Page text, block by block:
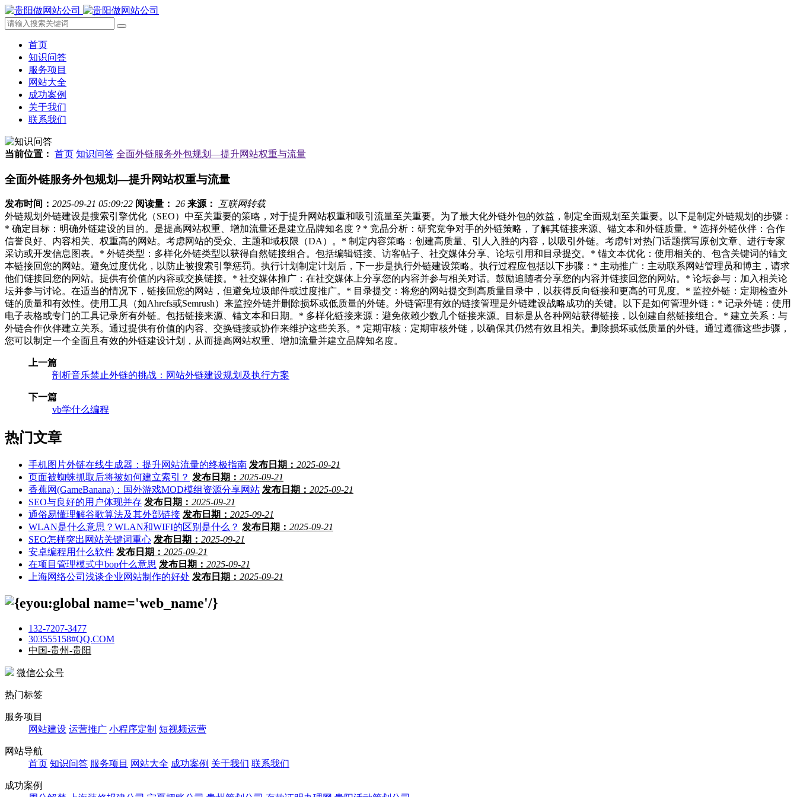
首页
知识问答
服务项目
网站大全
成功案例
关于我们
联系我们
当前位置： 首页 知识问答 全面外链服务外包规划—提升网站权重与流量
全面外链服务外包规划—提升网站权重与流量
发布时间： 2025-09-21 05:09:22 阅读量： 26 来源： 互联网转载
外链规划外链建设是搜索引擎优化（SEO）中至关重要的策略，对于提升网站权重和吸引流量至关重要。为了最大化外链外包的效益，制定全面规划至关重要。以下是制定外链规划的步骤：
* 确定目标：明确外链建设的目的。是提高网站权重、增加流量还是建立品牌知名度？* 竞品分析：研究竞争对手的外链策略，了解其链接来源、锚文本和外链质量。* 选择外链伙伴：合作
信誉良好、内容相关、权重高的网站。考虑网站的受众、主题和域权限（DA）。* 制定内容策略：创建高质量、引人入胜的内容，以吸引外链。考虑针对热门话题撰写原创文章、进行专家
采访或开发信息图表。* 外链类型：多样化外链类型以获得自然链接组合。包括编辑链接、访客帖子、社交媒体分享、论坛引用和目录提交。* 锚文本优化：使用相关的、包含关键词的锚文
本链接回您的网站。避免过度优化，以防止被搜索引擎惩罚。执行计划制定计划后，下一步是执行外链建设策略。执行过程应包括以下步骤：* 主动推广：主动联系网站管理员和博主，请求
他们链接回您的网站。提供有价值的内容或交换链接。* 社交媒体推广：在社交媒体上分享您的内容并参与相关对话。鼓励追随者分享您的内容并链接回您的网站。* 论坛参与：加入相关论
坛并参与讨论。在适当的情况下，链接回您的网站，但避免垃圾邮件或过度推广。* 目录提交：将您的网站提交到高质量目录中，以获得反向链接和更高的可见度。* 监控外链：定期检查外
链的质量和有效性。使用工具（如Ahrefs或Semrush）来监控外链并删除损坏或低质量的外链。外链管理有效的链接管理是外链建设战略成功的关键。以下是如何管理外链：* 记录外链：使用
电子表格或专门的工具记录所有外链。包括链接来源、锚文本和日期。* 多样化链接来源：避免依赖少数几个链接来源。目标是从各种网站获得链接，以创建自然链接组合。* 建立关系：与
外链合作伙伴建立关系。通过提供有价值的内容、交换链接或协作来维护这些关系。* 定期审核：定期审核外链，以确保其仍然有效且相关。删除损坏或低质量的外链。通过遵循这些步骤，
您可以制定一个全面且有效的外链建设计划，从而提高网站权重、增加流量并建立品牌知名度。
上一篇
剖析音乐禁止外链的挑战：网站外链建设规划及执行方案
下一篇
vb学什么编程
热门文章
手机图片外链在线生成器：提升网站流量的终极指南 发布日期： 2025-09-21
页面被蜘蛛抓取后将被如何建立索引？ 发布日期： 2025-09-21
香蕉网(GameBanana)：国外游戏MOD模组资源分享网站 发布日期： 2025-09-21
SEO与良好的用户体现并存 发布日期： 2025-09-21
通俗易懂理解谷歌算法及其外部链接 发布日期： 2025-09-21
WLAN是什么意思？WLAN和WIFI的区别是什么？ 发布日期： 2025-09-21
SEO怎样突出网站关键词重心 发布日期： 2025-09-21
安卓编程用什么软件 发布日期： 2025-09-21
在项目管理模式中bop什么意思 发布日期： 2025-09-21
上海网络公司浅谈企业网站制作的好处 发布日期： 2025-09-21
132-7207-3477
303555158#QQ.COM
中国-贵州-贵阳
微信公众号
热门标签
服务项目
网站建设 运营推广 小程序定制 短视频运营
网站导航
首页 知识问答 服务项目 网站大全 成功案例 关于我们 联系我们
成功案例